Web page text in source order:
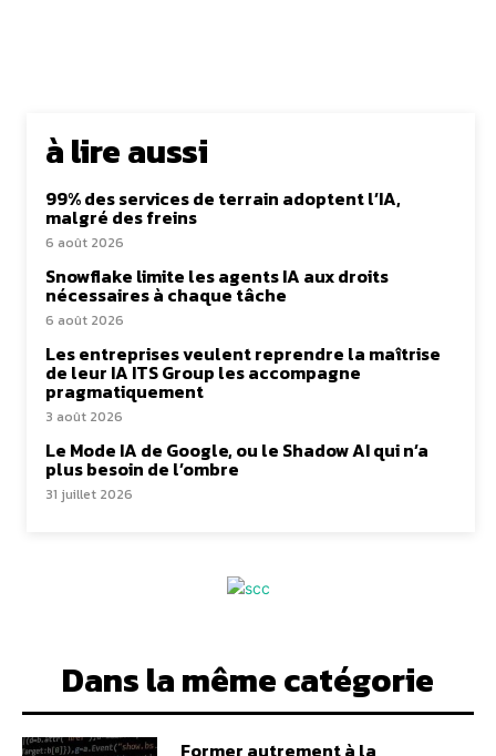
à lire aussi
99% des services de terrain adoptent l’IA,
malgré des freins
6 août 2026
Snowflake limite les agents IA aux droits
nécessaires à chaque tâche
6 août 2026
Les entreprises veulent reprendre la maîtrise
de leur IA ITS Group les accompagne
pragmatiquement
3 août 2026
Le Mode IA de Google, ou le Shadow AI qui n’a
plus besoin de l’ombre
31 juillet 2026
Dans la même catégorie
Former autrement à la